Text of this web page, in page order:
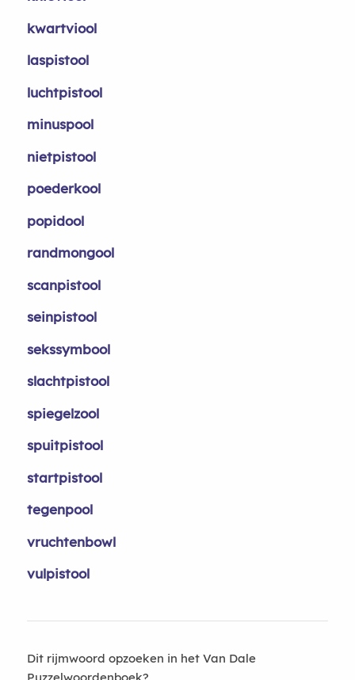
kwartviool
laspistool
luchtpistool
minuspool
nietpistool
poederkool
popidool
randmongool
scanpistool
seinpistool
sekssymbool
slachtpistool
spiegelzool
spuitpistool
startpistool
tegenpool
vruchtenbowl
vulpistool
Dit rijmwoord opzoeken in het Van Dale
Puzzelwoordenboek?